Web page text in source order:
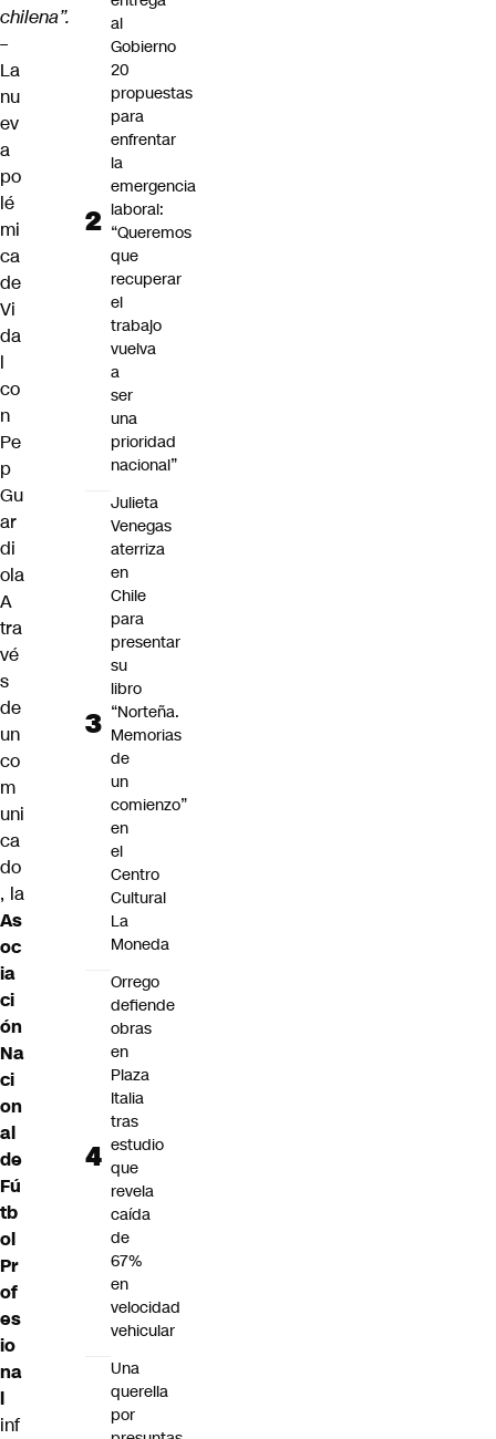
chilena”.
–
La
nu
ev
a
po
lé
mi
ca
de
Vi
da
l
co
n
Pe
p
Gu
ar
di
ola
A
tra
vé
s
de
un
co
m
uni
ca
do
, la
As
oc
ia
ci
ón
Na
ci
on
al
de
Fú
tb
ol
Pr
of
es
io
na
l
inf
al
Gobierno
20
propuestas
para
enfrentar
la
emergencia
laboral:
“Queremos
que
recuperar
el
trabajo
vuelva
a
ser
una
prioridad
nacional”
Julieta
Venegas
aterriza
en
Chile
para
presentar
su
libro
“Norteña.
Memorias
de
un
comienzo”
en
el
Centro
Cultural
La
Moneda
Orrego
defiende
obras
en
Plaza
Italia
tras
estudio
que
revela
caída
de
67%
en
velocidad
vehicular
Una
querella
por